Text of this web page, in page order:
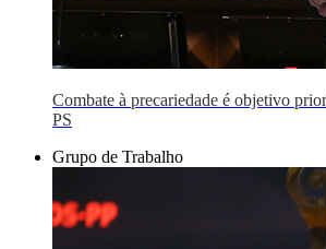
Combate à precariedade é objetivo
PS
Grupo de Trabalho